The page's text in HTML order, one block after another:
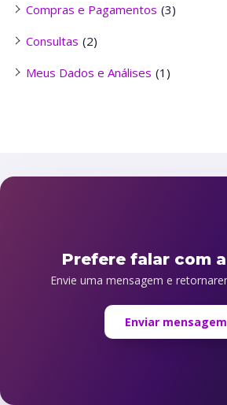
Compras e Pagamentos (3)
Consultas (2)
Meus Dados e Análises (1)